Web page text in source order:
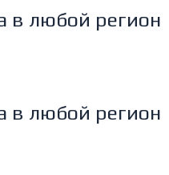
в любой регион
в любой регион